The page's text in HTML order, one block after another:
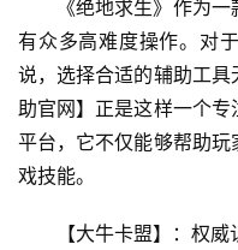
《绝地求生》作为
有众多高难度操作。对
说，选择合适的辅助工
助官网】正是这样一个
平台，它不仅能够帮助
戏技能。
【大牛卡盟】：权